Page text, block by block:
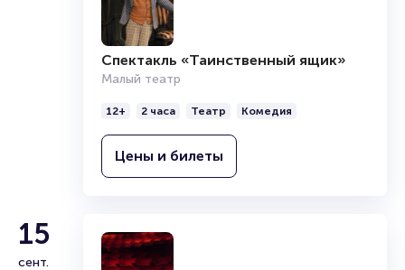
Спектакль «Таинственный ящик»
Малый театр
12+ 2 часа Театр Комедия
Цены и билеты
15
сент.